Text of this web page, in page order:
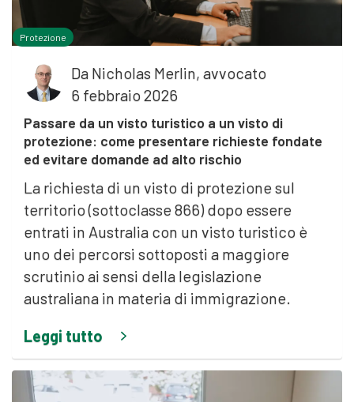
Protezione
Da Nicholas Merlin, avvocato
6 febbraio 2026
Passare da un visto turistico a un visto di
protezione: come presentare richieste fondate
ed evitare domande ad alto rischio
La richiesta di un visto di protezione sul
territorio (sottoclasse 866) dopo essere
entrati in Australia con un visto turistico è
uno dei percorsi sottoposti a maggiore
scrutinio ai sensi della legislazione
australiana in materia di immigrazione.
Leggi tutto